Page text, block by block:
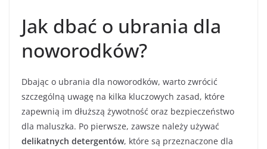
Jak dbać o ubrania dla
noworodków?
Dbając o ubrania dla noworodków, warto zwrócić
szczególną uwagę na kilka kluczowych zasad, które
zapewnią im dłuższą żywotność oraz bezpieczeństwo
dla maluszka. Po pierwsze, zawsze należy używać
delikatnych detergentów, które są przeznaczone dla